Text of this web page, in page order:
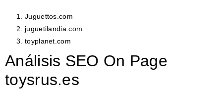
Juguettos.com
juguetilandia.com
toyplanet.com
Análisis SEO On Page
toysrus.es